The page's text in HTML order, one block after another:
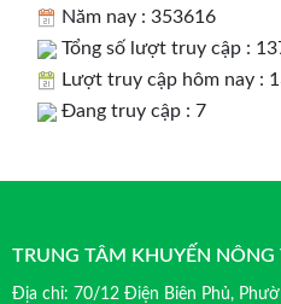
Năm nay : 353616
Tổng số lượt truy cập :
Lượt truy cập hôm nay :
Đang truy cập : 7
TRUNG TÂM KHUYẾN
Địa chỉ: 70/12 Điện Biên Phủ,